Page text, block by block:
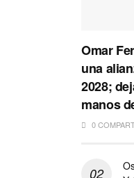
Omar
una
2028;
manos
0